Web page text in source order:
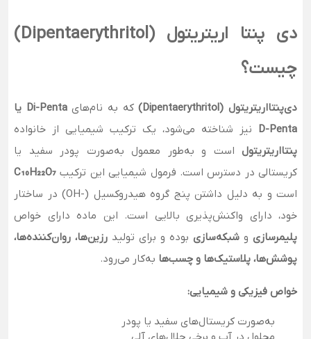
دی‌ پنتا اریتریتول (Dipentaerythritol)
چیست؟
دی‌پنتااریتریتول (Dipentaerythritol) که به نام‌های
Di-Penta یا
D-Penta نیز شناخته می‌شود، یک ترکیب شیمیایی از خانواده
پنتااریتریتول است و به‌طور معمول به‌صورت پودر سفید یا
کریستالی در دسترس است. فرمول شیمیایی این ترکیب C₁₀H₂₂O₇
است و به دلیل داشتن پنج گروه هیدروکسیل (-OH) در ساختار
خود، دارای واکنش‌پذیری بالایی است. این ماده دارای خواص
پلیمرسازی و شبکه‌سازی بوده و برای تولید رزین‌ها، روان‌کننده‌ها،
پوشش‌ها، پلاستیک‌ها و چسب‌ها به‌کار می‌رود.
خواص فیزیکی و شیمیایی:
به‌صورت کریستال‌های سفید یا پودر